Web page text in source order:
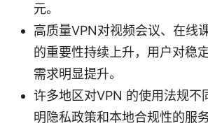
元。
高质量VPN对视频会议、在线
的重要性持续上升，用户对稳
需求明显提升。
许多地区对VPN 的使用法规不
明隐私政策和本地合规性的服